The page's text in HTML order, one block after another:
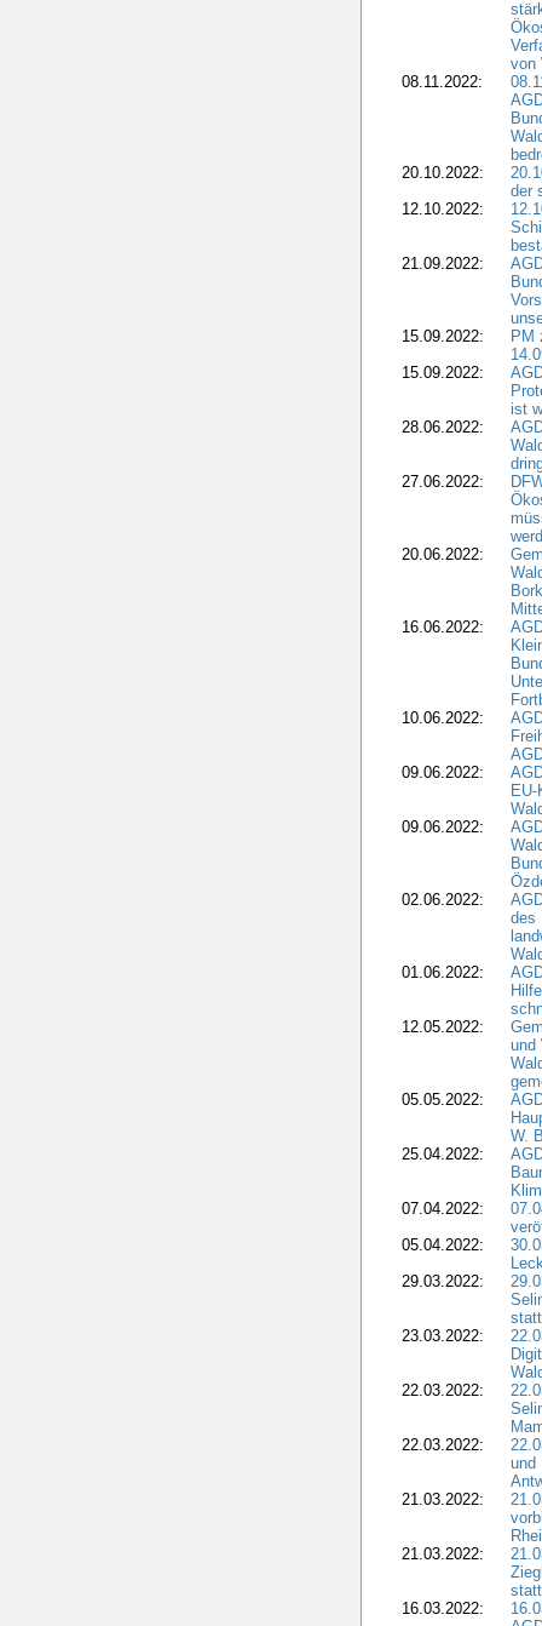
von
08.11.2022:
20.10.2022:
der
12.10.2022:
21.09.2022:
15.09.2022:
PM
15.09.2022:
ist
28.06.2022:
27.06.2022:
20.06.2022:
16.06.2022:
10.06.2022:
09.06.2022:
09.06.2022:
02.06.2022:
des
01.06.2022:
12.05.2022:
und
05.05.2022:
W.
25.04.2022:
07.04.2022:
05.04.2022:
29.03.2022:
23.03.2022:
22.03.2022:
22.03.2022:
und
21.03.2022:
21.03.2022:
16.03.2022: